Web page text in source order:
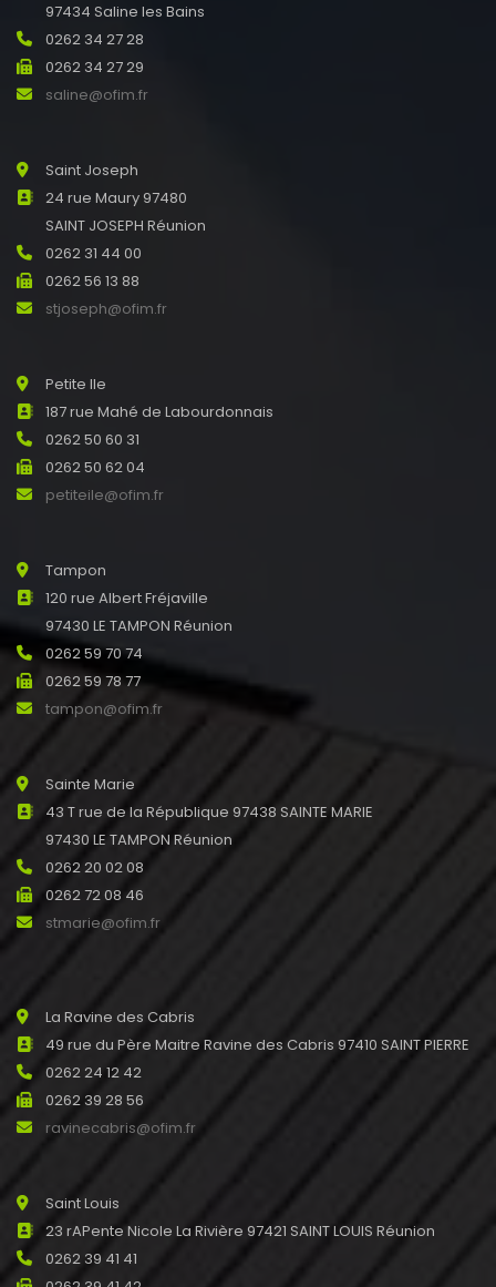
97434 Saline les Bains
0262 34 27 28
0262 34 27 29
saline@ofim.fr
Saint Joseph
24 rue Maury 97480
SAINT JOSEPH Réunion
0262 31 44 00
0262 56 13 88
stjoseph@ofim.fr
Petite Ile
187 rue Mahé de Labourdonnais
0262 50 60 31
0262 50 62 04
petiteile@ofim.fr
Tampon
120 rue Albert Fréjaville
97430 LE TAMPON Réunion
0262 59 70 74
0262 59 78 77
tampon@ofim.fr
Sainte Marie
43 T rue de la République 97438 SAINTE MARIE
97430 LE TAMPON Réunion
0262 20 02 08
0262 72 08 46
stmarie@ofim.fr
La Ravine des Cabris
49 rue du Père Maitre Ravine des Cabris 97410 SAINT PIERRE
0262 24 12 42
0262 39 28 56
ravinecabris@ofim.fr
Saint Louis
23 rAPente Nicole La Rivière 97421 SAINT LOUIS Réunion
0262 39 41 41